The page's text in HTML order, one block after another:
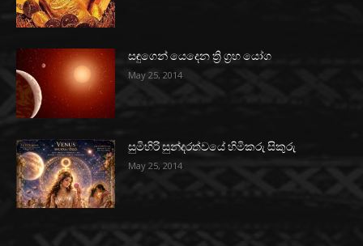
සඳුගෙන් යෙදෙන ත්‍රි ග්‍රහ යෝග
May 25, 2014
සුමිහිරි සුන්දරත්වයේ හිමිකරු සිකුරු
May 25, 2014